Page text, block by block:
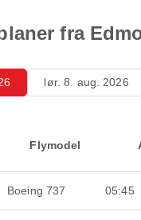
fra
lør. 8. aug. 2026
Flymodel
Boeing 737 05:45